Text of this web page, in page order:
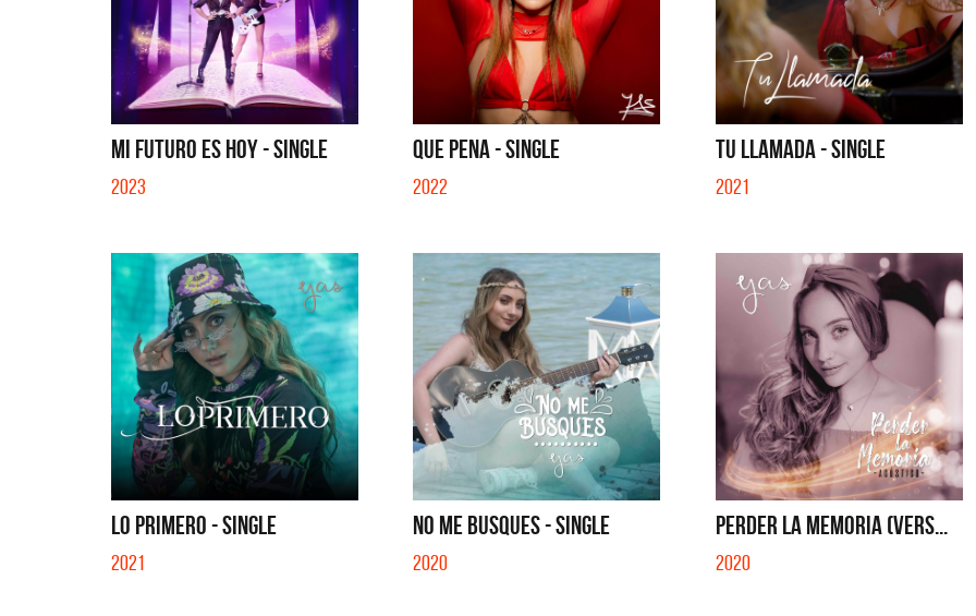
MI FUTURO ES HOY - SINGLE
2023
QUE PENA - SINGLE
2022
TU LLAMADA - SINGLE
2021
LO PRIMERO - SINGLE
2021
NO ME BUSQUES - SINGLE
2020
PERDER LA MEMORIA (VERS...
2020
Benito Cerati
EN EL CIBER (LADO BE) - EP
La Muela y Sus Amigos
QUE NO SE MUELA LA MUELA - SINGLE
La Muela y Sus Amigos
QUE NO SE MUELA LA